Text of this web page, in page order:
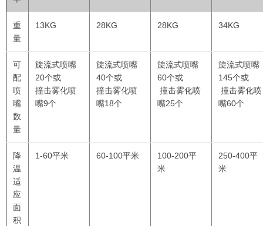
重
量
13KG 28KG 28KG 34KG
可
配
喷
嘴
数
量
旋流式喷嘴
20个或
撞击雾化喷
嘴9个
旋流式喷嘴
40个或
撞击雾化喷
嘴18个
旋流式喷嘴
60个或
撞击雾化喷
嘴25个
旋流式喷嘴
145个或
撞击雾化喷
嘴60个
降
温
适
应
面
积
1-60平米 60-100平米
100-200平
米
250-400平
米